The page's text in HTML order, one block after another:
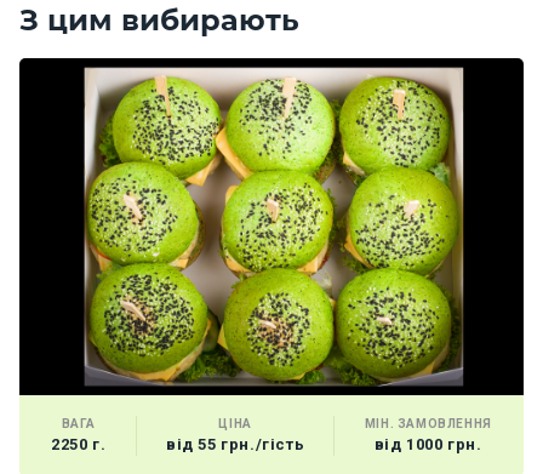
З цим вибирають
ВАГА
2250 г.
ЦІНА
від 55 грн./гість
МІН. ЗАМОВЛЕННЯ
від 1000 грн.